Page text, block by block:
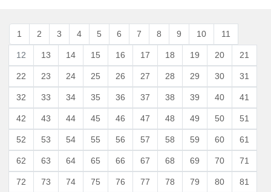
1 2 3 4 5 6 7 8 9 10 11
12 13 14 15 16 17 18 19 20 21
22 23 24 25 26 27 28 29 30 31
32 33 34 35 36 37 38 39 40 41
42 43 44 45 46 47 48 49 50 51
52 53 54 55 56 57 58 59 60 61
62 63 64 65 66 67 68 69 70 71
72 73 74 75 76 77 78 79 80 81